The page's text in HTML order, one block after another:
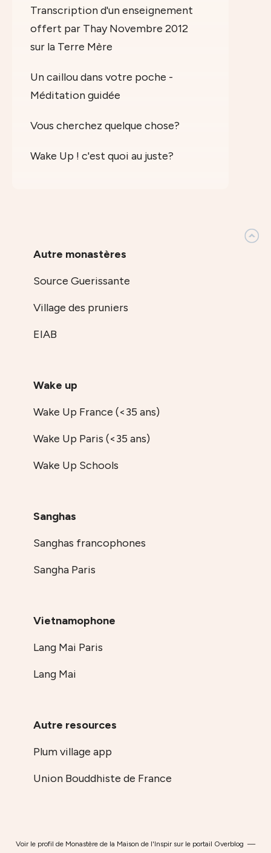
Transcription d'un enseignement
offert par Thay Novembre 2012
sur la Terre Mère
Un caillou dans votre poche -
Méditation guidée
Vous cherchez quelque chose?
Wake Up ! c'est quoi au juste?
Autre monastères
Source Guerissante
Village des pruniers
EIAB
Wake up
Wake Up France (<35 ans)
Wake Up Paris (<35 ans)
Wake Up Schools
Sanghas
Sanghas francophones
Sangha Paris
Vietnamophone
Lang Mai Paris
Lang Mai
Autre resources
Plum village app
Union Bouddhiste de France
Voir le profil de Monastère de la Maison de l'Inspir sur le portail Overblog